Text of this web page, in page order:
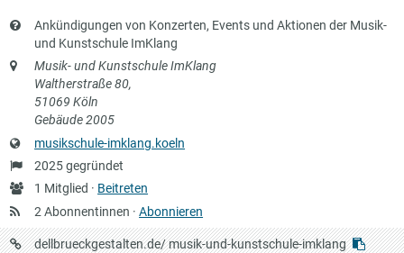
Kurzbeschreibung
Ankündigungen von Konzerten, Events und Aktionen der Musik-
und Kunstschule ImKlang
Anschrift
Musik- und Kunstschule ImKlang
Waltherstraße 80,
51069 Köln
Gebäude 2005
Website
musikschule-imklang.koeln
Gründung
2025 gegründet
Anzahl
Mitglieder
1 Mitglied · Beitreten
2 Abonnentinnen ·Abonnieren
URLdellbrueckgestalten.de/ musik-und-kunstschule-imklang